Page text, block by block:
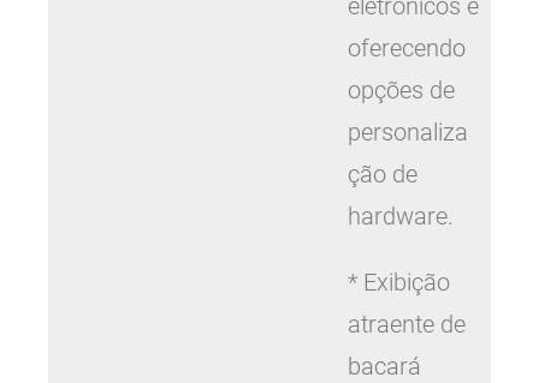
eletrônicos e
oferecendo
opções de
personaliza
ção de
hardware.
* Exibição
atraente de
bacará